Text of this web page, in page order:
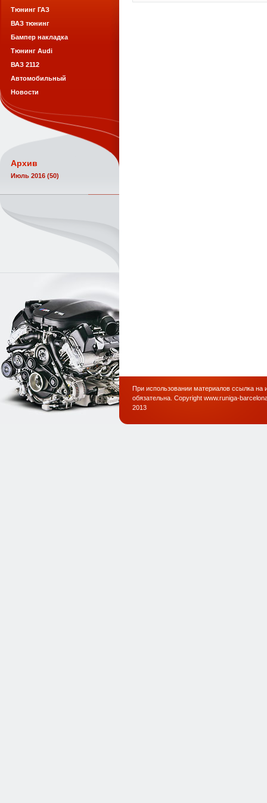
Тюнинг ГАЗ
ВАЗ тюнинг
Бампер накладка
Тюнинг Audi
ВАЗ 2112
Автомобильный
Новости
Архив
Июль 2016 (50)
При использовании материалов ссылка на
обязательна. Copyright www.runiga-
2013